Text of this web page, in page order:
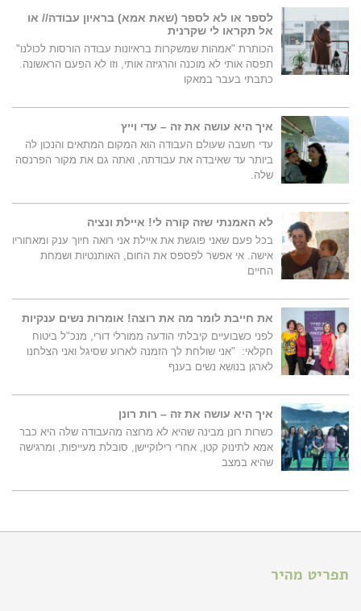
לספר או לא לספר (שאת אמא) בראיון עבודה// או
אל תקראו לי שקרנית
הכותרת "אמהות שמשקרות בראיונות עבודה הורסות לכולנו"
תפסה אותי לא מוכנה והרגיזה אותי, וזו לא הפעם הראשונה.
כתבתי בעבר במאקו
איך היא עושה את זה – עדי וייץ
עדי חשבה שעולם העבודה הוא המקום המתאים והנכון לה
ביותר עד שאיבדה את עבודתה, ואתה גם את מקור הפרנסה
שלה.
לא האמנתי שזה קורה לי! איילת ונציה
בכל פעם שאני פוגשת את איילת אני רואה חיוך ענק ומאחוריו
אישה. אי אפשר לפספס את החום, האותנטיות ושמחת
החיים
את חייבת לומר מה את רוצה! אומרות נשים ענקיות
לפני כשבועיים קיבלתי הודעה ממורלי דורי, מנכ"ל ביטוח
חקלאי: "אני שולחת לך הזמנה לארוע שסיגל ואני הצלחנו
לארגן בנושא נשים בענף
איך היא עושה את זה – רות רונן
כשרות רונן מבינה שהיא לא מרוצה מהעבודה שלה היא כבר
אמא לתינוק קטן, אחרי רילוקיישן, סובלת מעייפות, ומרגישה
שהיא במצב
תפריט מהיר